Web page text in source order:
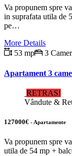
Va propunem spre
in suprafata utila de
pe…
More Details
53 mp
3
Apartament 3
RETRAS!
Vândute &
127000€ - Apartamente
Va propunem spre
utila de 54 mp +